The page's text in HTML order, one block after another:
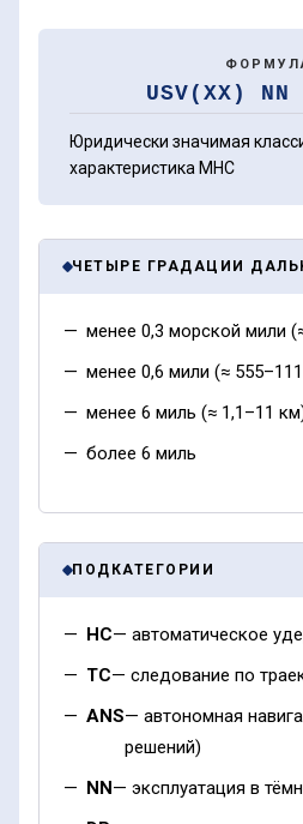
USV(XX) NN
Юридически значимая
характеристика МНС
ЧЕТЫРЕ ГРАДАЦИИ
менее 0,3 морской мили
менее 0,6 мили (≈
менее 6 миль (≈ 1,1–11
более 6 миль
ПОДКАТЕГОРИИ
HC— автоматическое
TC— следование по
ANS— автономная
решений)
NN— эксплуатация в